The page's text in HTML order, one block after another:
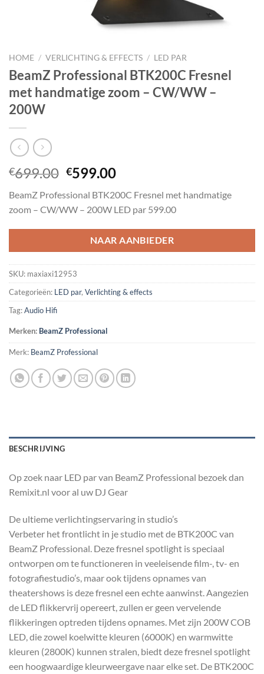
HOME / VERLICHTING & EFFECTS / LED PAR
BeamZ Professional BTK200C Fresnel
met handmatige zoom – CW/WW –
200W
€699.00 Oorspronkelijke
was:
€699.00.
€599.00Huidige
is:
€599.00.
BeamZ Professional BTK200C Fresnel met handmatige
zoom – CW/WW – 200W LED par 599.00
NAAR AANBIEDER
SKU: maxiaxi12953
Categorieën: LED par, Verlichting & effects
Tag:Audio Hifi
Merken: BeamZ Professional
Merk: BeamZ Professional
BESCHRIJVING
Op zoek naar LED par van BeamZ Professional bezoek dan
Remixit.nl voor al uw DJ Gear
De ultieme verlichtingservaring in studio’s
Verbeter het frontlicht in je studio met de BTK200C van
BeamZ Professional. Deze fresnel spotlight is speciaal
ontworpen om te functioneren in veeleisende film-, tv- en
fotografiestudio’s, maar ook tijdens opnames van
theatershows is deze fresnel een echte aanwinst. Aangezien
de LED flikkervrij opereert, zullen er geen vervelende
flikkeringen optreden tijdens opnames. Met zijn 200W COB
LED, die zowel koelwitte kleuren (6000K) en warmwitte
kleuren (2800K) kunnen stralen, biedt deze fresnel spotlight
een hoogwaardige kleurweergave naar elke set. De BTK200C